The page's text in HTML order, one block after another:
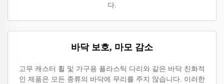
다.
바닥 보호, 마모 감소
고무 캐스터 휠 및 가구용 플라스틱 다리와 같은 바닥 친화적
인 제품은 모든 종류의 바닥에 무리를 주지 않습니다. 이러한